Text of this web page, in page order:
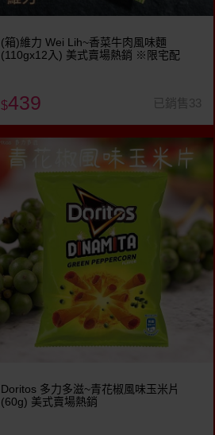
(箱)維力 Wei Lih~香菜牛肉風味麵
(110gx12入) 美式賣場熱銷 ※限宅配
$439 已銷售33
Doritos 多力多滋~青花椒風味玉米片
(60g) 美式賣場熱銷